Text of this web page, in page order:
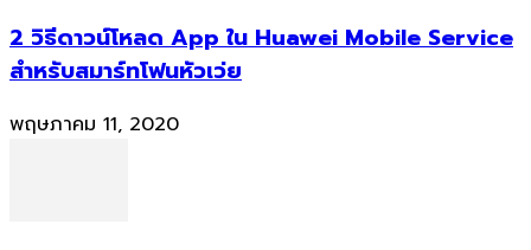
2 วิธีดาวน์โหลด App ใน Huawei Mobile Service
สำหรับสมาร์ทโฟนหัวเว่ย
พฤษภาคม 11, 2020